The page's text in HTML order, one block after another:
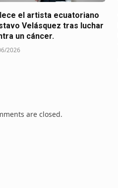
el artista ecuatoriano
Velásquez tras luchar
un cáncer.
2026
are closed.